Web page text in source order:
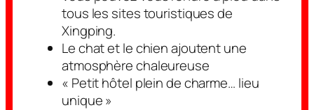
tous les sites touristiques de
Xingping.
Le chat et le chien ajoutent une
atmosphère chaleureuse
« Petit hôtel plein de charme… lieu
unique »